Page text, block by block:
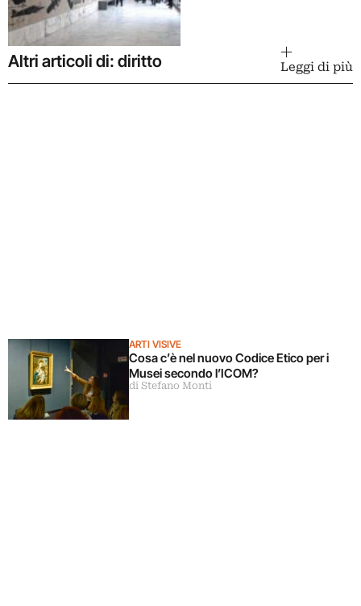
Altri articoli di: diritto Leggi di più
ARTI VISIVE
Cosa c’è nel nuovo Codice Etico per i
Musei secondo l’ICOM?
di Stefano Monti